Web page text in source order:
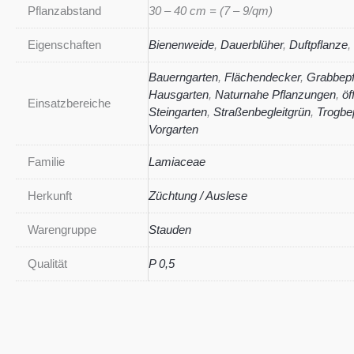
Pflanzabstand 30 – 40 cm = (7 – 9/qm)
Eigenschaften Bienenweide, Dauerblüher, Duftpflanze,
Einsatzbereiche
Bauerngarten, Flächendecker,
Hausgarten, Naturnahe Pflanzungen,
Steingarten, Straßenbegleitgrün,
Vorgarten
Familie Lamiaceae
Herkunft Züchtung / Auslese
Warengruppe Stauden
Qualität P 0,5